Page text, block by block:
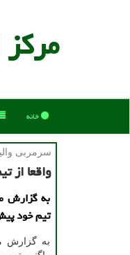
خانه
سرمربی
واقعا
به گزارش
تیم خود
به گزارش